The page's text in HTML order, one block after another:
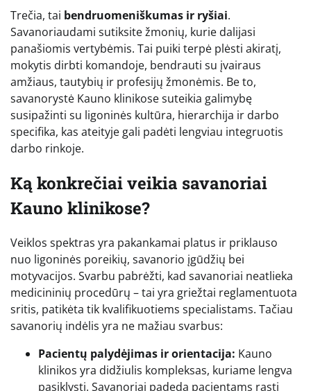
Trečia, tai bendruomeniškumas ir ryšiai.
Savanoriaudami sutiksite žmonių, kurie dalijasi
panašiomis vertybėmis. Tai puiki terpė plėsti akiratį,
mokytis dirbti komandoje, bendrauti su įvairaus
amžiaus, tautybių ir profesijų žmonėmis. Be to,
savanorystė Kauno klinikose suteikia galimybę
susipažinti su ligoninės kultūra, hierarchija ir darbo
specifika, kas ateityje gali padėti lengviau integruotis
darbo rinkoje.
Ką konkrečiai veikia savanoriai
Kauno klinikose?
Veiklos spektras yra pakankamai platus ir priklauso
nuo ligoninės poreikių, savanorio įgūdžių bei
motyvacijos. Svarbu pabrėžti, kad savanoriai neatlieka
medicininių procedūrų – tai yra griežtai reglamentuota
sritis, patikėta tik kvalifikuotiems specialistams. Tačiau
savanorių indėlis yra ne mažiau svarbus:
Pacientų palydėjimas ir orientacija: Kauno
klinikos yra didžiulis kompleksas, kuriame lengva
pasiklysti. Savanoriai padeda pacientams rasti